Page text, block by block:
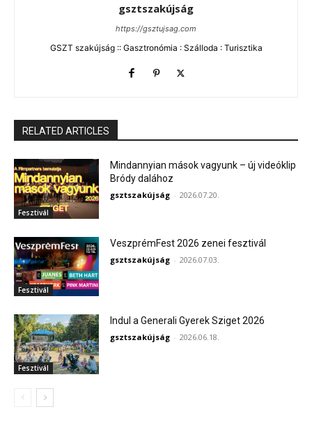
gsztszakújság
https://gsztujsag.com
GSZT szakújság :: Gasztronómia : Szálloda : Turisztika
RELATED ARTICLES
Fesztivál
Mindannyian mások vagyunk – új videóklip
Bródy dalához
gsztszakújság - 2026.07.20.
Fesztivál
VeszprémFest 2026 zenei fesztivál
gsztszakújság - 2026.07.03.
Fesztivál
Indul a Generali Gyerek Sziget 2026
gsztszakújság - 2026.06.18.